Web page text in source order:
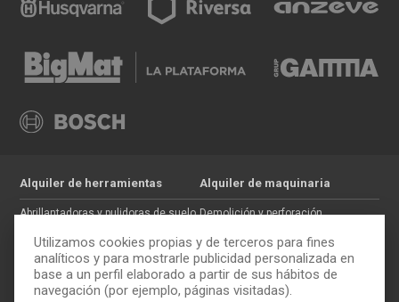
Alquiler de herramientas
Abrillantadoras y pulidoras de suelo
Tratamiento de maderas
Pintura y paredes
Electricidad
Alquiler de maquinaria
Demolición y perforación
Movimiento de tierras
Auxiliar de construcción
Trabajos en altura
Utilizamos cookies propias y de terceros para fines
analíticos y para mostrarle publicidad personalizada en
base a un perfil elaborado a partir de sus hábitos de
navegación (por ejemplo, páginas visitadas).